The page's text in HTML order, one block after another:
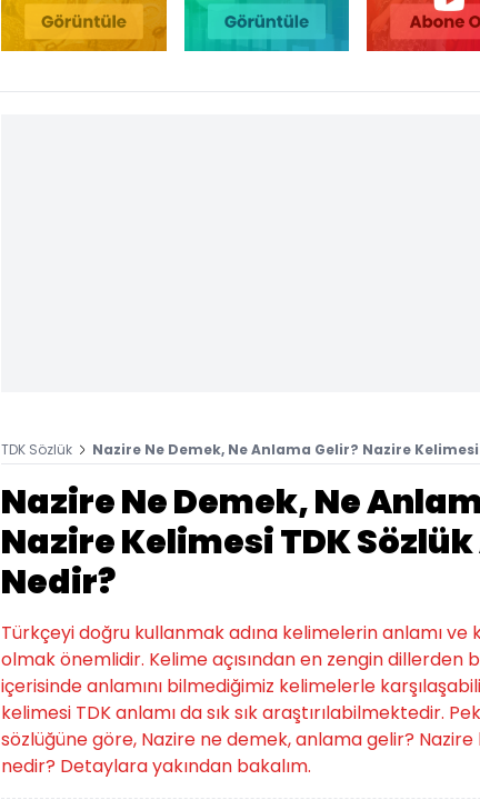
TDK Sözlük Nazire Ne Demek, Ne Anlama Gelir? Nazire
Nazire Ne Demek, Ne
Nazire Kelimesi TDK
Nedir?
Türkçeyi doğru kullanmak adına kelimelerin anlamı ve
olmak önemlidir. Kelime açısından en zengin dillerden
içerisinde anlamını bilmediğimiz kelimelerle
kelimesi TDK anlamı da sık sık araştırılabilmektedir.
sözlüğüne göre, Nazire ne demek, anlama gelir? Nazire
nedir? Detaylara yakından bakalım.